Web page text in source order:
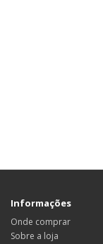
Informações
Onde comprar
Sobre a loja